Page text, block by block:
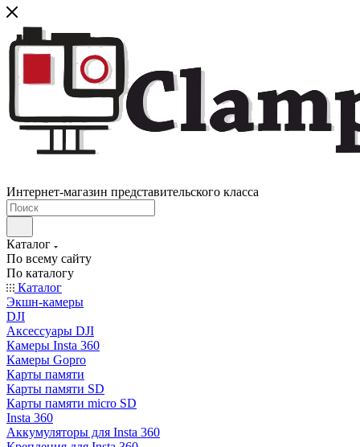
Интернет-магазин представительского класса
Каталог
По всему сайту
По каталогу
Каталог
Экшн-камеры
DJI
Аксессуары DJI
Камеры Insta 360
Камеры Gopro
Карты памяти
Карты памяти SD
Карты памяти micro SD
Insta 360
Аккумуляторы для Insta 360